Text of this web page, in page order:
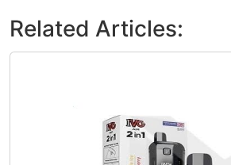
Related Articles: